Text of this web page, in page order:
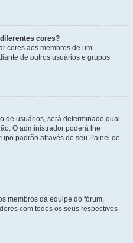
cores?
cores aos membros de um
de outros usuários e grupos
de usuários, será determinado qual
O administrador poderá lhe
padrão através de seu Painel de
membros da equipe do fórum,
com todos os seus respectivos